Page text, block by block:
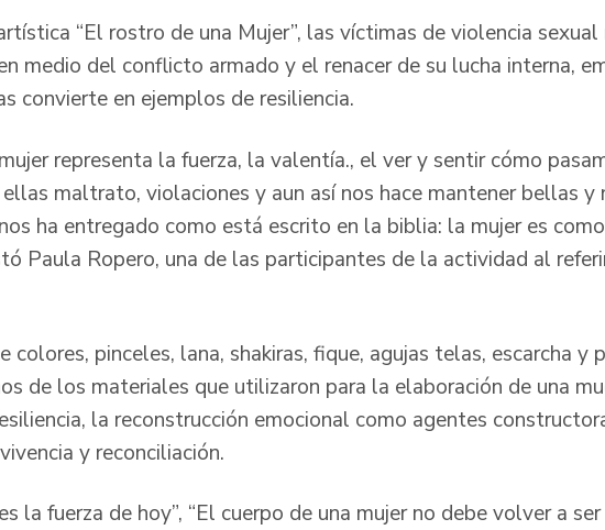
“El rostro de una Mujer”, las víctimas de violencia
medio del conflicto armado y el renacer de su lucha interna,
convierte en ejemplos de resiliencia.
representa la fuerza, la valentía., el ver y sentir cómo
maltrato, violaciones y aun así nos hace mantener bellas y
ha entregado como está escrito en la biblia: la mujer es
Paula Ropero, una de las participantes de la actividad al
colores, pinceles, lana, shakiras, fique, agujas telas, escarcha y
de los materiales que utilizaron para la elaboración de una
la reconstrucción emocional como agentes
y reconciliación.
la fuerza de hoy”, “El cuerpo de una mujer no debe volver a